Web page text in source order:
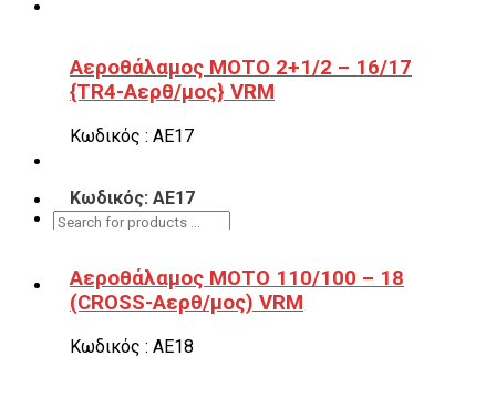
Αεροθάλαμος ΜΟΤΟ 2+1/2 – 16/17
{TR4-Αερθ/μος} VRM
Κωδικός : ΑΕ17
Κωδικός: ΑΕ17
Αεροθάλαμος ΜΟΤΟ 110/100 – 18
(CROSS-Αερθ/μος) VRM
Κωδικός : ΑΕ18